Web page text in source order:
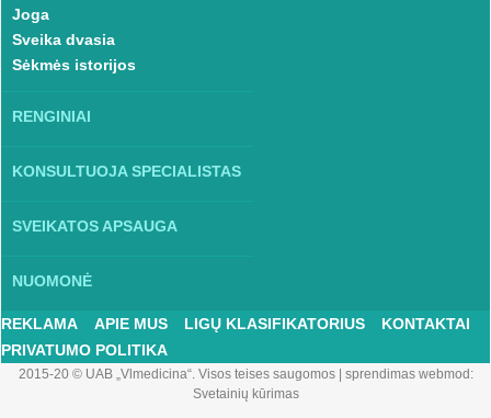
Joga
Sveika dvasia
Sėkmės istorijos
RENGINIAI
KONSULTUOJA SPECIALISTAS
SVEIKATOS APSAUGA
NUOMONĖ
REKLAMA APIE MUS LIGŲ KLASIFIKATORIUS
KONTAKTAI
PRIVATUMO POLITIKA
2015-20 © UAB „Vlmedicina“. Visos teises saugomos| sprendimas webmod:
Svetainių kūrimas